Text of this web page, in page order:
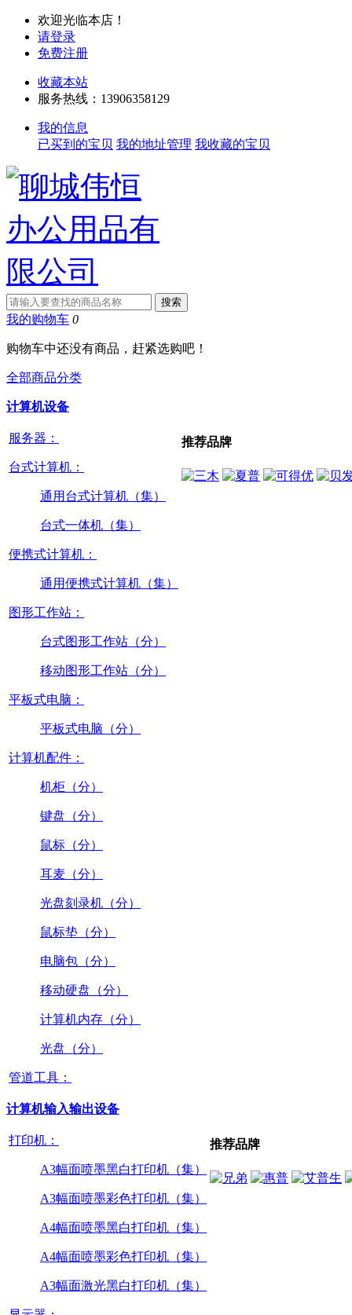
欢迎光临本店！
请登录
免费注册
收藏本站
服务热线：13906358129
我的信息
已买到的宝贝 我的地址管理 我收藏的宝贝
我的购物车 0
购物车中还没有商品，赶紧选购吧！
全部商品分类
计算机设备
服务器：
台式计算机：
通用台式计算机（集）
台式一体机（集）
便携式计算机：
通用便携式计算机（集）
图形工作站：
台式图形工作站（分）
移动图形工作站（分）
平板式电脑：
平板式电脑（分）
计算机配件：
机柜（分）
键盘（分）
鼠标（分）
耳麦（分）
光盘刻录机（分）
鼠标垫（分）
电脑包（分）
移动硬盘（分）
计算机内存（分）
光盘（分）
管道工具：
推荐品牌
计算机输入输出设备
打印机：
A3幅面喷墨黑白打印机（集）
A3幅面喷墨彩色打印机（集）
A4幅面喷墨黑白打印机（集）
A4幅面喷墨彩色打印机（集）
A3幅面激光黑白打印机（集）
推荐品牌